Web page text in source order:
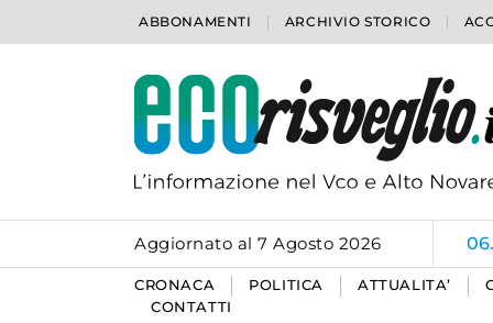
ABBONAMENTI ARCHIVIO STORICO
Aggiornato al 7 Agosto 2026
CRONACA POLITICA ATTUALITA’
CONTATTI